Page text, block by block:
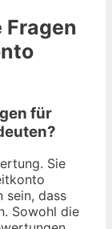
Fragen
für
Sie
sein, dass
Sowohl die